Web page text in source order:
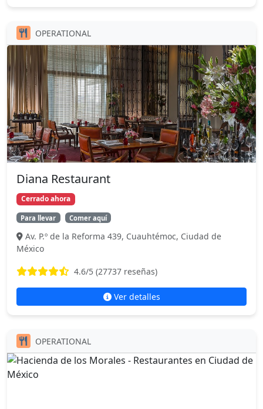
OPERATIONAL
Diana Restaurant
Cerrado ahora
Para llevar Comer aquí
Av. P.º de la Reforma 439, Cuauhtémoc, Ciudad de
México
4.6/5 (27737 reseñas)
Ver detalles
OPERATIONAL